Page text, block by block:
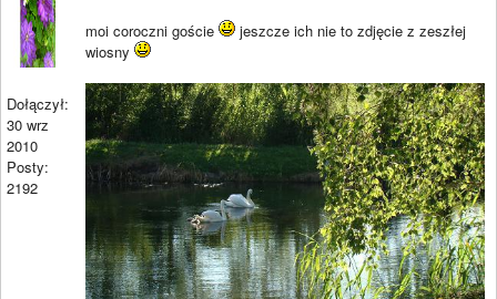
Dołączył:
30 wrz
2010
Posty:
2192
moi coroczni goście
jeszcze ich nie to zdjęcie z zeszłej
wiosny